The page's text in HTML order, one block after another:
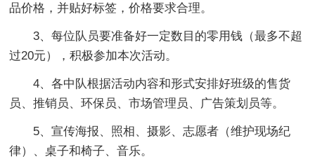
品价格，并贴好标签，价格要求合理。
3、每位队员要准备好一定数目的零用钱（最多不超
过20元），积极参加本次活动。
4、各中队根据活动内容和形式安排好班级的售货
员、推销员、环保员、市场管理员、广告策划员等。
5、宣传海报、照相、摄影、志愿者（维护现场纪
律）、桌子和椅子、音乐。